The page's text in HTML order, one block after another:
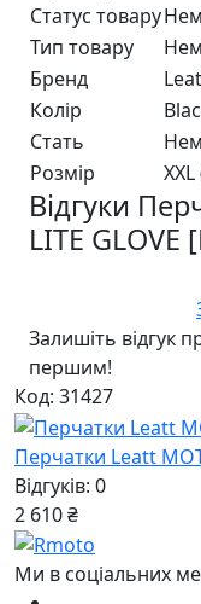
Статус товару
Тип товару
Бренд
Колір
Стать
Розмір
Відгуки
LITE GLOVE
Залишіть відгук
першим!
Код: 31427
Перчатки Leatt
Відгуків: 0
2 610 ₴
Ми в соціальних